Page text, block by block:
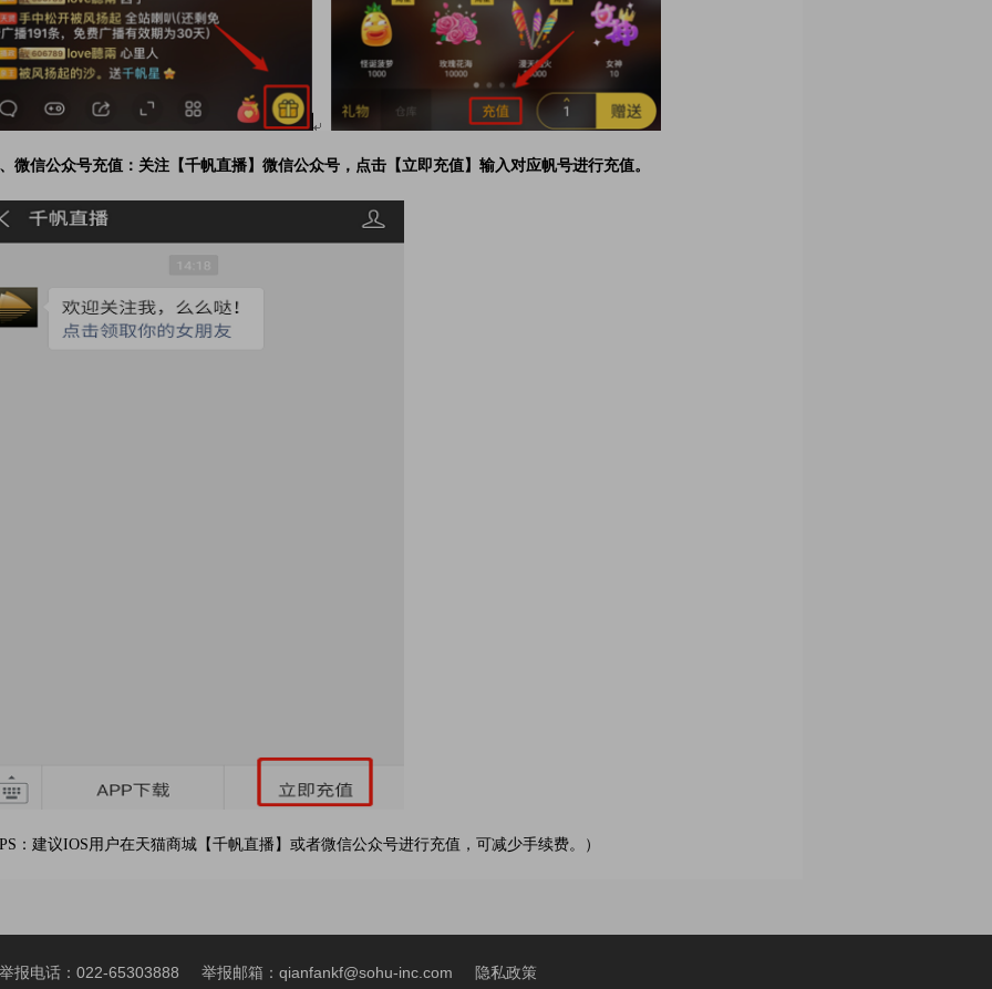
微信公众号充值：关注【千帆直播】微信公众号，点击【立即充值】输入对应帆号进行充值。
：建议IOS用户在天猫商城【千帆直播】或者微信公众号进行充值，可减少手续费。）
报电话：022-65303888 举报邮箱：qianfankf@sohu-inc.com 隐私政策